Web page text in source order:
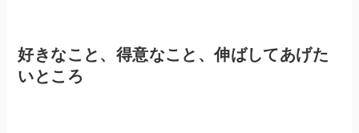
好きなこと、得意なこと、伸ばしてあげた
いところ